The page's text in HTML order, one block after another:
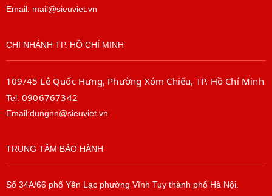
Email: mail@sieuviet.vn
CHI NHÁNH TP. HỒ CHÍ MINH
109/45 Lê Quốc Hưng, Phường Xóm Chiếu, TP. Hồ Chí Minh
Tel: 0906767342
Email:dungnn@sieuviet.vn
TRUNG TÂM BẢO HÀNH
Số 34A/66 phố Yên Lạc phường Vĩnh Tuy thành phố Hà Nội.